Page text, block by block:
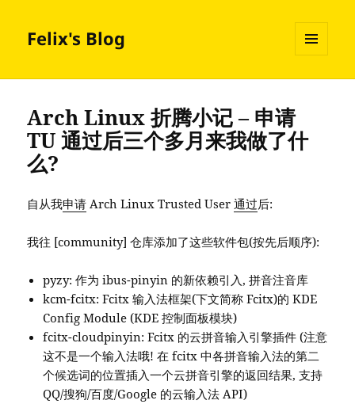
Felix's Blog
AND
Arch Linux 折腾小记 – 申请
TU 通过后三个多月来我做了什
么?
自从我申请 Arch Linux Trusted User通过后:
我往 [community] 仓库添加了这些软件包(按先后顺序):
pyzy: 作为 ibus-pinyin 的新依赖引入, 拼音注音库
kcm-fcitx: Fcitx 输入法框架(下文简称 Fcitx)的 KDE
Config Module (KDE 控制面板模块)
fcitx-cloudpinyin: Fcitx 的云拼音输入引擎插件 (注意
这不是一个输入法哦! 在 fcitx 中各拼音输入法的第二
个候选词的位置插入一个云拼音引擎的返回结果, 支持
QQ/搜狗/百度/Google 的云输入法 API)